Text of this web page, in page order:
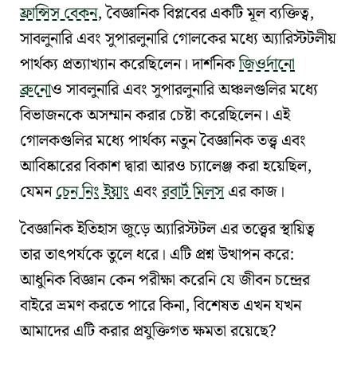
ফ্রান্সিস বেকন,বৈজ্ঞানিক বিপ্লবেরএকটি মূল ব্যক্তিত্ব,
সাবলুনারি এবং সুপারলুনারি গোলকের মধ্যে অ্যারিস্টটলীয়
পার্থক্যপ্রত্যাখ্যান করেছিলেন। দার্শনিকজিওর্দানো
ব্রুনোওসাবলুনারি এবং সুপারলুনারি অঞ্চলগুলিরমধ্যে
বিভাজনকে অসম্মান করার চেষ্টা করেছিলেন। এই
গোলকগুলির মধ্যে পার্থক্য নতুন বৈজ্ঞানিক তত্ত্ব এবং
আবিষ্কারের বিকাশ দ্বারা আরও চ্যালেঞ্জ করা হয়েছিল,
যেমনচেন নিং ইয়াংএবংরবার্ট মিলসএর কাজ।
বৈজ্ঞানিক ইতিহাস জুড়েঅ্যারিস্টটলএর তত্ত্বের স্থায়িত্ব
তার তাৎপর্যকে তুলে ধরে। এটি প্রশ্ন উত্থাপন করে:
আধুনিক বিজ্ঞান কেন পরীক্ষা করেনি যে জীবন চন্দ্রের
বাইরে ভ্রমণ করতে পারে কিনা, বিশেষত এখন যখন
আমাদেরএটি করার প্রযুক্তিগত ক্ষমতারয়েছে?